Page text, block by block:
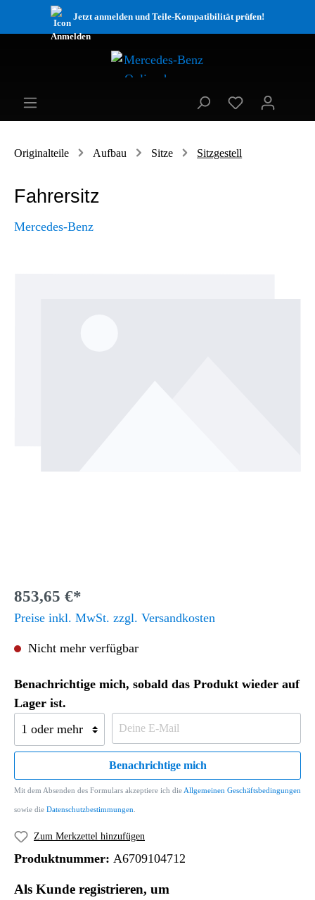
Jetzt anmelden und Teile-Kompatibilität prüfen!
Originalteile Aufbau Sitze Sitzgestell
Fahrersitz
Mercedes-Benz
853,65 €*
Preise inkl. MwSt. zzgl. Versandkosten
Nicht mehr verfügbar
Benachrichtige mich, sobald das Produkt wieder auf
Lager ist.
Benachrichtige mich
Mit dem Absenden des Formulars akzeptiere ich die Allgemeinen Geschäftsbedingungen
sowie die Datenschutzbestimmungen
Zum Merkzettel hinzufügen
Produktnummer: A6709104712
Als Kunde registrieren, um